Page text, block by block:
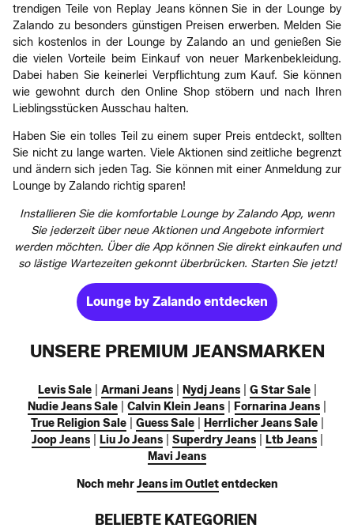
trendigen Teile von Replay Jeans können Sie in der Lounge by
Zalando zu besonders günstigen Preisen erwerben. Melden Sie
sich kostenlos in der Lounge by Zalando an und genießen Sie
die vielen Vorteile beim Einkauf von neuer Markenbekleidung.
Dabei haben Sie keinerlei Verpflichtung zum Kauf. Sie können
wie gewohnt durch den Online Shop stöbern und nach Ihren
Lieblingsstücken Ausschau halten.
Haben Sie ein tolles Teil zu einem super Preis entdeckt, sollten
Sie nicht zu lange warten. Viele Aktionen sind zeitliche begrenzt
und ändern sich jeden Tag. Sie können mit einer Anmeldung zur
Lounge by Zalando richtig sparen!
Installieren Sie die komfortable Lounge by Zalando App, wenn
Sie jederzeit über neue Aktionen und Angebote informiert
werden möchten. Über die App können Sie direkt einkaufen und
so lästige Wartezeiten gekonnt überbrücken. Starten Sie jetzt!
Lounge by Zalando entdecken
UNSERE PREMIUM JEANSMARKEN
Levis Sale| Armani Jeans| Nydj Jeans| G Star Sale|
Nudie Jeans Sale
Calvin Klein Jeans Fornarina Jeans
True Religion Sale| Guess Sale| Herrlicher Jeans Sale|
Joop Jeans| Liu Jo Jeans| Superdry Jeans| Ltb Jeans|
Mavi Jeans
Noch mehrJeans im Outletentdecken
BELIEBTE KATEGORIEN